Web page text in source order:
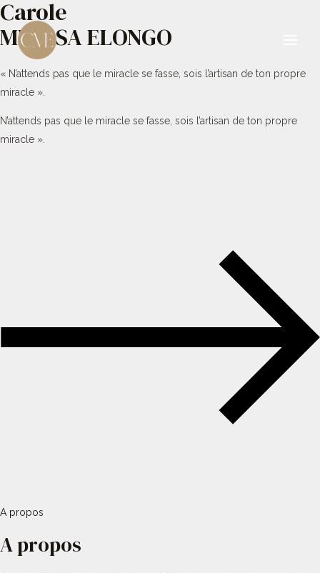
Aller
contenu
Carole
MBESSA ELONGO
« N’attends pas que le miracle se fasse, sois l’artisan de ton propre
miracle ».
N’attends pas que le miracle se fasse, sois l’artisan de ton propre
miracle ».
A propos
A propos